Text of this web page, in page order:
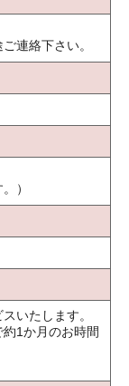
連絡下さい。
）
いたします。
1か月のお時間